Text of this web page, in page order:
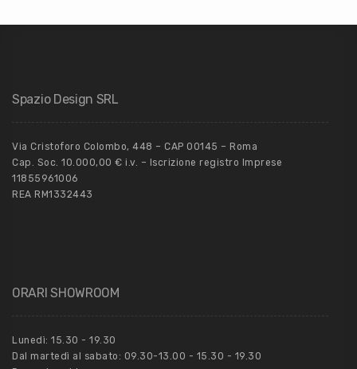
Spazio Design SRL
Via Cristoforo Colombo, 448 – CAP 00145 – Roma
Cap. Soc. 10.000,00 € i.v. – Iscrizione registro Imprese
11855961006
REA RM1332443
ORARI SHOWROOM
Lunedì: 15.30 - 19.30
Dal martedì al sabato: 09.30-13.00 - 15.30 - 19.30